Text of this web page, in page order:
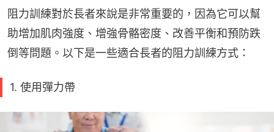
阻力訓練對於長者來說是非常重要的，因為它可以幫
助增加肌肉強度、增強骨骼密度、改善平衡和預防跌
倒等問題。以下是一些適合長者的阻力訓練方式：
1. 使用彈力帶